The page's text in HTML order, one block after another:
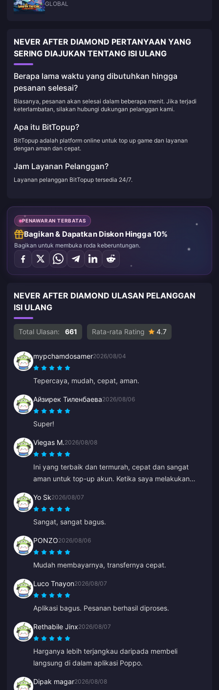
GLOBAL
NEVER AFTER DIAMOND PERTANYAAN YANG
SERING DIAJUKAN TENTANG ISI ULANG
Berapa lama waktu yang dibutuhkan hingga
pesanan selesai?
Biasanya, pesanan akan selesai dalam beberapa menit. Jika terjadi
keterlambatan, silakan hubungi dukungan pelanggan kami.
Apa itu BitTopup?
BitTopup adalah platform online untuk top up game dan layanan
dengan aman dan cepat.
Jam Layanan Pelanggan?
Layanan pelanggan BitTopup tersedia 24/7.
PENAWARAN TERBATAS
Bagikan & Dapatkan Diskon Hingga 10%
Bagikan untuk membuka roda keberuntungan.
NEVER AFTER DIAMOND ULASAN PELANGGAN
ISI ULANG
Total Ulasan: 661 Rata-rata Rating 4.7
mypchamdosamer2026/08/04
Tepercaya, mudah, cepat, aman.
Айзирек Тиленбаева2026/08/06
Super!
Viegas M.2026/08/08
Ini yang terbaik dan termurah, cepat dan sangat
aman untuk top-up akun. Ketika saya melakukan
dengan cepat dan melakukan top-up ke ID yang
benar.
Yo Sk2026/08/07
Sangat, sangat bagus.
PONZO2026/08/06
Mudah membayarnya, transfernya cepat.
Luco Tnayon2026/08/07
Aplikasi bagus. Pesanan berhasil diproses.
Rethabile Jinx2026/08/07
Harganya lebih terjangkau daripada membeli
langsung di dalam aplikasi Poppo.
Dipak magar2026/08/08